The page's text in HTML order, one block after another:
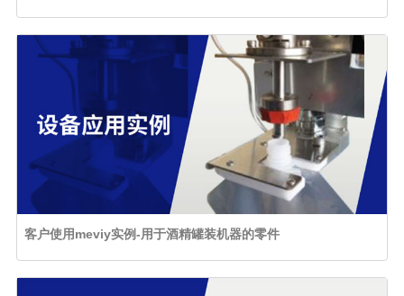
客户使用meviy实例-用于酒精罐装机器的零件